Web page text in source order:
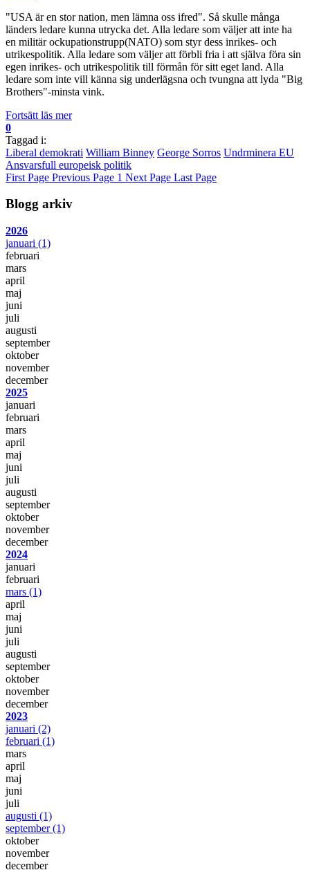
"USA är en stor nation, men lämna oss ifred". Så skulle många
länders ledare kunna utrycka det. Alla ledare som väljer att inte ha
en militär ockupationstrupp(NATO) som styr dess inrikes- och
utrikespolitik. Alla ledare som väljer att förbli fria i att själva föra sin
egen inrikes- och utrikespolitik till förmån för sitt eget land. Alla
ledare som inte vill känna sig underlägsna och tvungna att lyda "Big
Brothers"-minsta vink.
Fortsätt läs mer
0
Taggad i:
Liberal demokrati William Binney George Sorros Undrminera EU
Ansvarsfull europeisk politik
First Page Previous Page 1 Next Page Last Page
Blogg arkiv
2026
januari (1)
februari
mars
april
maj
juni
juli
augusti
september
oktober
november
december
2025
januari
februari
mars
april
maj
juni
juli
augusti
september
oktober
november
december
2024
januari
februari
mars (1)
april
maj
juni
juli
augusti
september
oktober
november
december
2023
januari (2)
februari (1)
mars
april
maj
juni
juli
augusti (1)
september(1)
oktober
november
december